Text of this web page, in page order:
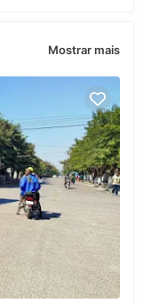
Mostrar mais